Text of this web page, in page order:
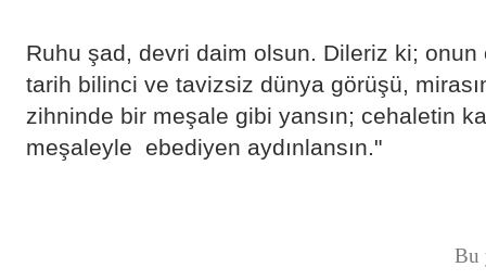
Ruhu şad, devri daim olsun. Dileriz ki; onun
tarih bilinci ve tavizsiz dünya görüşü,
zihninde bir meşale gibi yansın; cehaletin
meşaleyle ebediyen aydınlansın."
Bu